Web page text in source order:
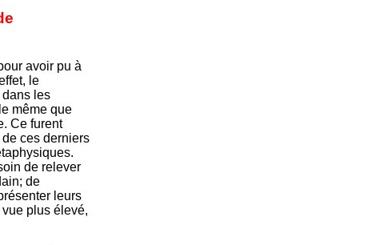
avoir pu à
le
dans les
même que
Ce furent
ces derniers
de relever
de
leurs
plus élevé,